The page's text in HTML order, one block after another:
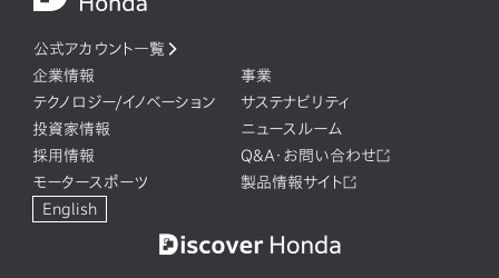
公式アカウント一覧
企業情報
事業
テクノロジー/イノベーション
サステナビリティ
投資家情報
ニュースルーム
採用情報
Q&A・お問い合わせ
モータースポーツ
製品情報サイト
English